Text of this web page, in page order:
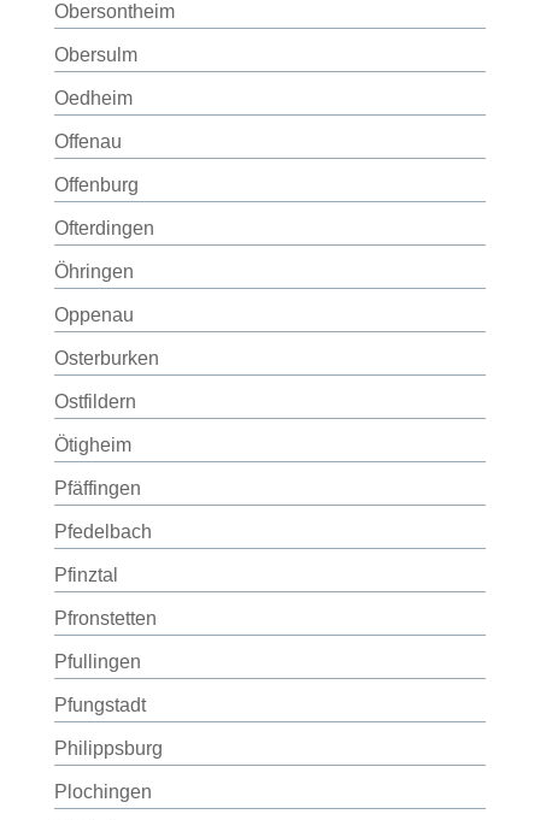
Obersontheim
Obersulm
Oedheim
Offenau
Offenburg
Ofterdingen
Öhringen
Oppenau
Osterburken
Ostfildern
Ötigheim
Pfäffingen
Pfedelbach
Pfinztal
Pfronstetten
Pfullingen
Pfungstadt
Philippsburg
Plochingen